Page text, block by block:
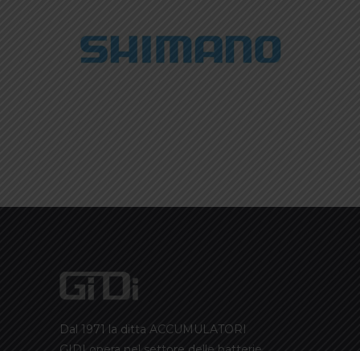
Dal 1971 la ditta ACCUMULATORI